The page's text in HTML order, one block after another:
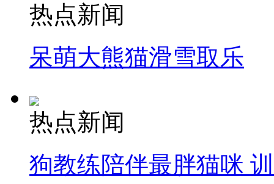
司机酒驾遇交警 急速倒车逃窜
热点新闻
呆萌大熊猫滑雪取乐
热点新闻
狗教练陪伴最胖猫咪